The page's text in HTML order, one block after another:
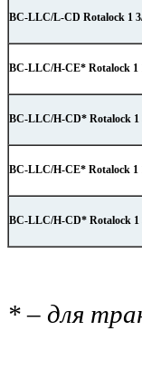
BC-LLC/L-CD Rotalock 1
BC-LLC/H-CE* Rotalock 1
BC-LLC/H-CD* Rotalock 1
BC-LLC/H-CE* Rotalock 1
BC-LLC/H-CD* Rotalock 1
* – для